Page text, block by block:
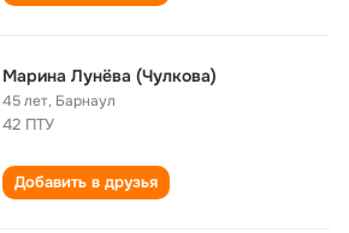
Марина Лунёва (Чулкова)
45 лет, Барнаул
42 ПТУ
Добавить в друзья